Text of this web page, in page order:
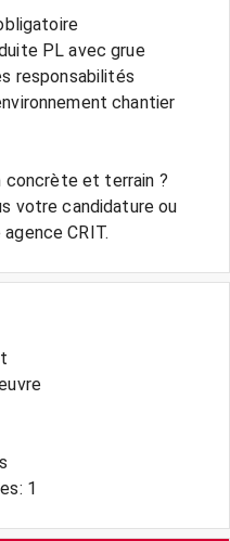
PL avec grue
responsabilités
chantier
concrète et terrain ?
votre candidature ou
CRIT.
1